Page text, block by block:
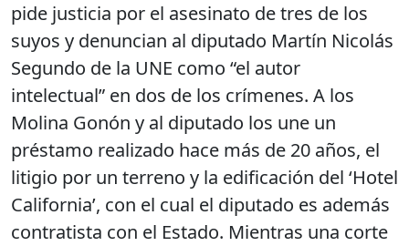
pide justicia por el asesinato de tres de los
suyos y denuncian al diputado Martín Nicolás
Segundo de la UNE como “el autor
intelectual” en dos de los crímenes. A los
Molina Gonón y al diputado los une un
préstamo realizado hace más de 20 años, el
litigio por un terreno y la edificación del ‘Hotel
California’, con el cual el diputado es además
contratista con el Estado. Mientras una corte